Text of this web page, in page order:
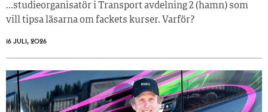
…studieorganisatör i Transport avdelning 2 (hamn) som
vill tipsa läsarna om fackets kurser. Varför?
16 JULI, 2026